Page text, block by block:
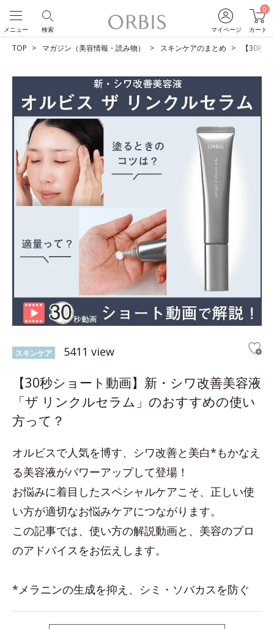
マイページ
0
カート
検索
メニュー
TOP マガジン（美容情報・読み物） スキンケアのまとめ 【30秒
スキンケア 5411 view
【30秒ショート動画】新・シワ改善美容液
「ザ リンクルセラム」のおすすめの使い
方って？
オルビスで人気を博す、シワ改善と美白*もかなえ
る美容液がパワーアップして登場！
お悩みに着目したスペシャルケアこそ、正しい使
い方が適切なお悩みケアにつながります。
この記事では、使い方の解説動画と、美容のプロ
のアドバイスをお伝えします。
*メラニンの生成を抑え、シミ・ソバカスを防ぐ